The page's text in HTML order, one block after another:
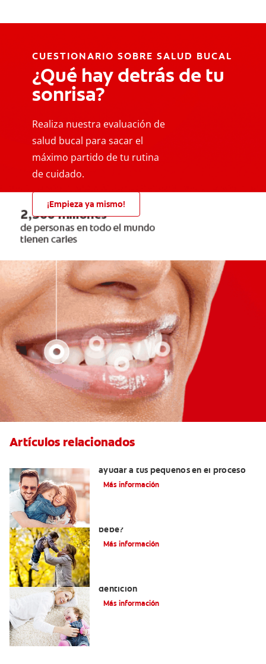
CUESTIONARIO SOBRE SALUD BUCAL
¿Qué hay detrás de tu
sonrisa?
Realiza nuestra evaluación de
salud bucal para sacar el
máximo partido de tu rutina
de cuidado.
¡Empieza ya mismo!
Artículos relacionados
ayudar a tus pequeños en el proceso
Más información
bebé?
Más información
dentición
Más información